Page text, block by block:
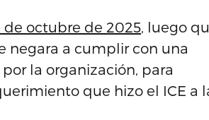
de octubre de 2025, luego
negara a cumplir con una
la organización, para
que hizo el ICE a